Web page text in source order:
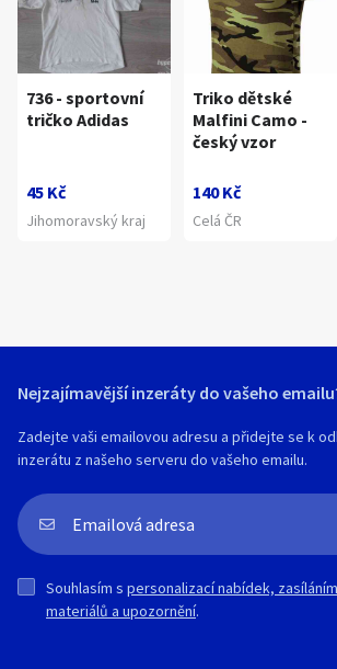
736 - sportovní
tričko Adidas
45 Kč
Jihomoravský kraj
Triko dětské
Malfini Camo -
český vzor
140 Kč
Celá ČR
Nejzajímavější inzeráty do vašeho
Zadejte vaši emailovou adresu a přidejte se k
inzerátu z našeho serveru do vašeho emailu.
Souhlasím s personalizací nabídek,
materiálů a upozornění.